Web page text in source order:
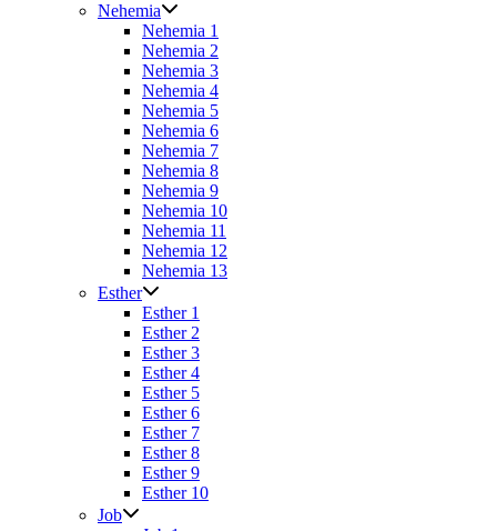
Nehemia
Nehemia 1
Nehemia 2
Nehemia 3
Nehemia 4
Nehemia 5
Nehemia 6
Nehemia 7
Nehemia 8
Nehemia 9
Nehemia 10
Nehemia 11
Nehemia 12
Nehemia 13
Esther
Esther 1
Esther 2
Esther 3
Esther 4
Esther 5
Esther 6
Esther 7
Esther 8
Esther 9
Esther 10
Job